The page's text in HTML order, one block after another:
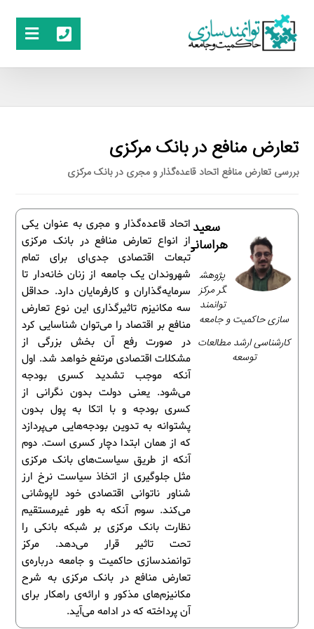
تعارض منافع در بانک مرکزی
بررسی تعارض منافع اتحاد قاعده‌گذار و مجری در بانک مرکزی
اتحاد قاعده‌گذار و مجری به عنوان یکی
از انواع تعارض منافع در بانک مرکزی
تبعات اقتصادی جدی‌ای برای تمام
شهروندان یک جامعه از زنان خانه‌دار تا
سرمایه‌گذاران و کارفرمایان دارد. حداقل
سه مکانیزم تاثیرگذاری این نوع تعارض
منافع بر اقتصاد را می‌توان شناسایی کرد
در صورت رفع آن بخش بزرگی از
مشکلات اقتصادی مرتفع خواهد شد. اول
آنکه موجب تشدید کسری بودجه
می‌شود. یعنی دولت بدون نگرانی از
کسری بودجه و با اتکا به پول بدون
پشتوانه به تدوین بودجه‌هایی می‌پردازد
که از همان ابتدا دچار کسری است. دوم
آنکه از طریق سیاست‌های بانک مرکزی
مثل جلوگیری از اتخاذ سیاست نرخ ارز
شناور ناتوانی اقتصادی خود لاپوشانی
می‌کند. سوم آنکه به طور غیرمستقیم
نظارت بانک مرکزی بر شبکه بانکی را
تحت تاثیر قرار می‌دهد. مرکز
توانمندسازی حاکمیت و جامعه درباره‌ی
تعارض منافع در بانک مرکزی به شرح
مکانیزم‌های مذکور و ارائه‌ی راهکار برای
آن پرداخته که در ادامه می‌آید.
سعید
هراسانی
پژوهش
گر مرکز
توانمند
سازی حاکمیت و جامعه
کارشناسی ارشد مطالعات
توسعه